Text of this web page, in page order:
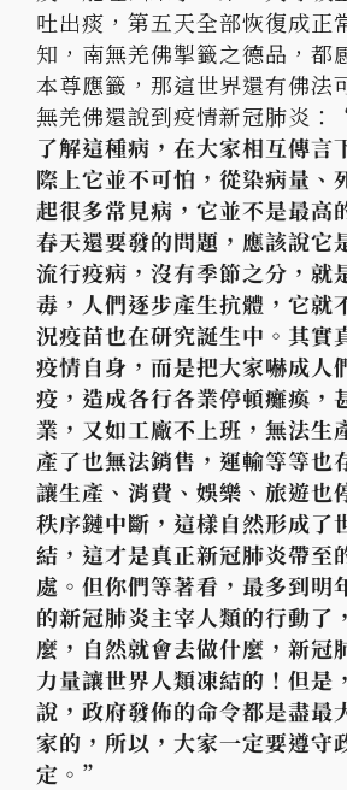
吐出痰，第五天全部恢復成正
知，南無羌佛掣籤之德品，都
本尊應籤，那這世界還有佛法
無羌佛還說到疫情新冠肺炎：
了解這種病，在大家相互傳言
際上它並不可怕，從染病量、
起很多常見病，它並不是最高
春天還要發的問題，應該說它
流行疫病，沒有季節之分，就
毒，人們逐步產生抗體，它就
況疫苗也在研究誕生中。其實
疫情自身，而是把大家嚇成人
疫，造成各行各業停頓癱瘓，
業，又如工廠不上班，無法生
產了也無法銷售，運輸等等也
讓生產、消費、娛樂、旅遊也
秩序鏈中斷，這樣自然形成了
結，這才是真正新冠肺炎帶至
處。但你們等著看，最多到明
的新冠肺炎主宰人類的行動了
麼，自然就會去做什麼，新冠
力量讓世界人類凍結的！但是
說，政府發佈的命令都是盡最
家的，所以，大家一定要遵守
定。”